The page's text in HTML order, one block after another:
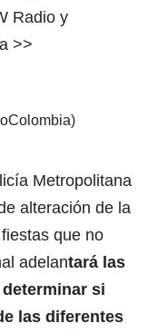
Radio y
>>
Metropolitana
alteración de la
que no
adelantará las
si
las diferentes